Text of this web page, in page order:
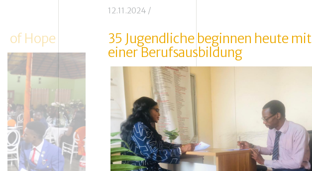
of Hope
12.11.2024 /
35 Jugendliche beginnen heute mit
einer Berufsausbildung